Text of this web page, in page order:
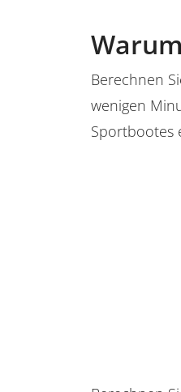
Berechnen
wenigen
Sportbootes